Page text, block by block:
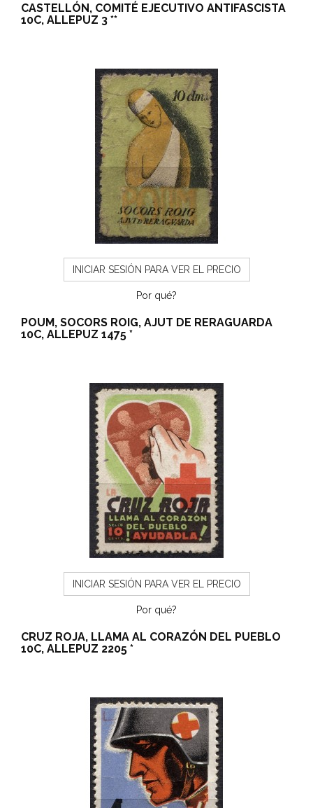
CASTELLÓN, COMITÉ EJECUTIVO ANTIFASCISTA
10C, ALLEPUZ 3 **
INICIAR SESIÓN PARA VER EL PRECIO
Por qué?
POUM, SOCORS ROIG, AJUT DE RERAGUARDA
10C, ALLEPUZ 1475 *
INICIAR SESIÓN PARA VER EL PRECIO
Por qué?
CRUZ ROJA, LLAMA AL CORAZÓN DEL PUEBLO
10C, ALLEPUZ 2205 *